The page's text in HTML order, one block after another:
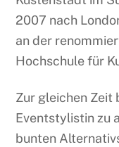
2007 nach
an der
Hochschule für
Zur gleichen Zeit
Eventstylistin zu
bunten